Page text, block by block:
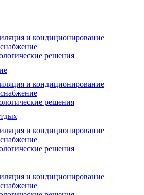
и кондиционирование
решения
и кондиционирование
решения
и кондиционирование
решения
и кондиционирование